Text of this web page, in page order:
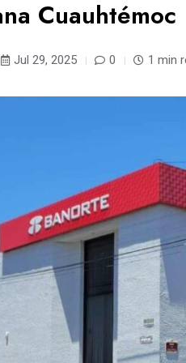
Cuauhtémoc
Jul 29, 2025 0 1 min